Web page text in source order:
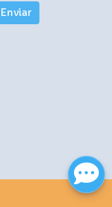
Enviar